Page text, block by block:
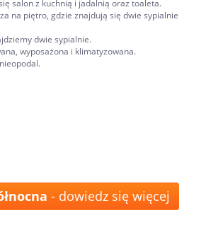
salon z kuchnią i jadalnią oraz toaleta.
na piętro, gdzie znajdują się dwie sypialnie
dwie sypialnie.
wyposażona i klimatyzowana.
- dowiedz się więcej